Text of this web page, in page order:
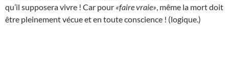
qu’il supposera vivre ! Car pour «faire vraie» , même la mort doit
être pleinement vécue et en toute conscience ! (logique.)